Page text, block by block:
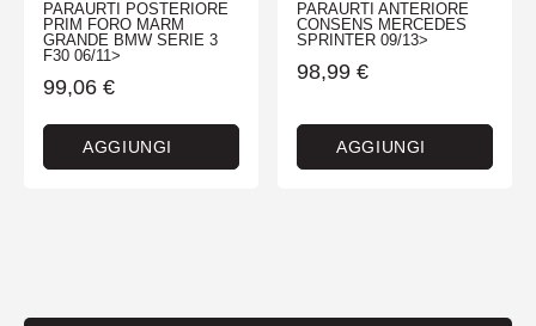
PARAURTI POSTERIORE
PRIM FORO MARM
GRANDE BMW SERIE 3
F30 06/11>
99,06 €
AGGIUNGI
PARAURTI ANTERIORE
CONSENS MERCEDES
SPRINTER 09/13>
98,99 €
AGGIUNGI